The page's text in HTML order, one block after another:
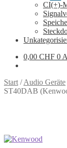
CI(+)-
0,00 CHF 0
Start /Audio Geräte
ST40DAB